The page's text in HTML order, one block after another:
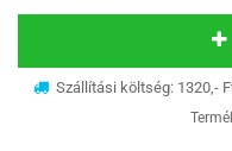
Szállítási költség: 1320,-